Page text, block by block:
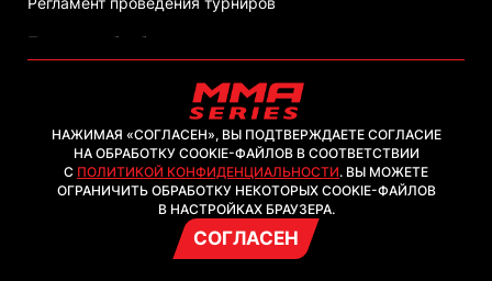
Политика обработки персональных данных
2026, ООО "ММА-ТВ.КОМ"
НАЖИМАЯ «СОГЛАСЕН», ВЫ ПОДТВЕРЖДАЕТЕ СОГЛАСИЕ
НА ОБРАБОТКУ COOKIE-ФАЙЛОВ В СООТВЕТСТВИИ
С ПОЛИТИКОЙ КОНФИДЕНЦИАЛЬНОСТИ. ВЫ МОЖЕТЕ
ОГРАНИЧИТЬ ОБРАБОТКУ НЕКОТОРЫХ COOKIE-ФАЙЛОВ
В НАСТРОЙКАХ БРАУЗЕРА.
СОГЛАСЕН